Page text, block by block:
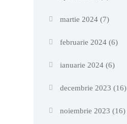
martie 2024(7)
februarie 2024(6)
ianuarie 2024(6)
decembrie 2023 (16)
noiembrie 2023 (16)